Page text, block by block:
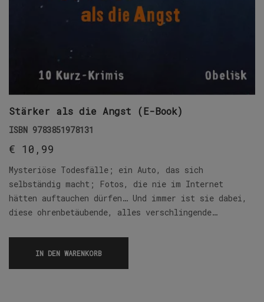
Stärker als die Angst (E-Book)
ISBN 9783851978131
€ 10,99
Mysteriöse Todesfälle; ein Auto, das sich
selbständig macht; Fotos, die nie im Internet
hätten auftauchen dürfen… Und immer ist sie dabei,
diese ohrenbetäubende, alles verschlingende…
IN DEN WARENKORB